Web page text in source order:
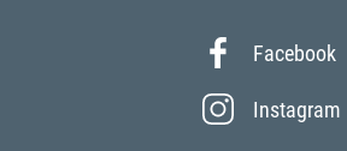
Facebook
Instagram